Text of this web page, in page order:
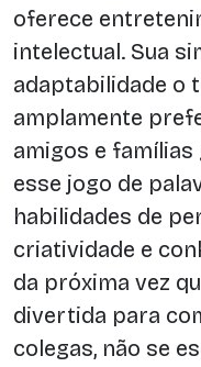
oferece
intelectual. Sua
adaptabilidade o
amplamente
amigos e famílias
esse jogo de
habilidades de
criatividade e
da próxima vez
divertida para
colegas, não se